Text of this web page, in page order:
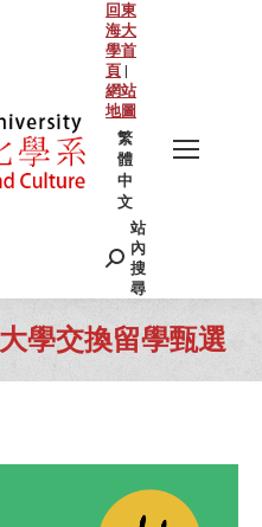
回東
海大
學首
頁 |
網站
地圖
繁
體
中
文
Search:
站
內
搜
尋
學交換留學甄選
You are here: